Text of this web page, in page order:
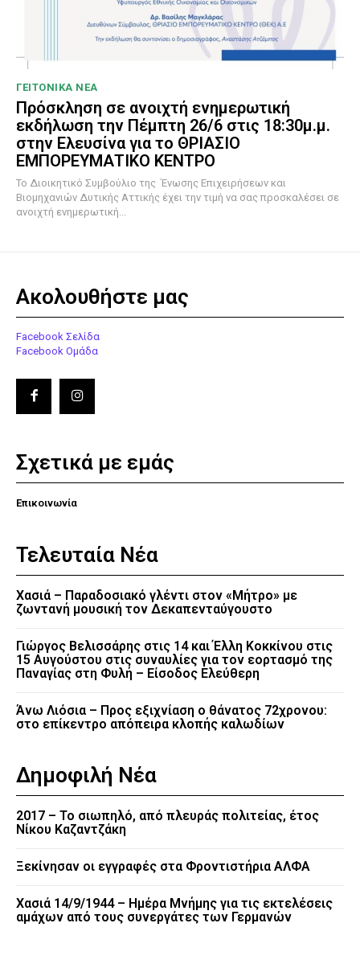
ΓΕΙΤΟΝΙΚΑ ΝΕΑ
Πρόσκληση σε ανοιχτή ενημερωτική
εκδήλωση την Πέμπτη 26/6 στις 18:30μ.μ.
στην Ελευσίνα για το ΘΡΙΑΣΙΟ
ΕΜΠΟΡΕΥΜΑΤΙΚΟ ΚΕΝΤΡΟ
To Διοικητικό Συμβούλιο της Ένωσης Επιχειρήσεων και
Βιομηχανιών Δυτικής Αττικής έχει την τιμή να σας προσκαλέσει σε
ανοιχτή ενημερωτική...
Ακολουθήστε μας
Facebook Σελίδα
Facebook Ομάδα
Σχετικά με εμάς
Επικοινωνία
Τελευταία Νέα
Χασιά – Παραδοσιακό γλέντι στον «Μήτρο» με
ζωντανή μουσική τον Δεκαπενταύγουστο
Γιώργος Βελισσάρης στις 14 και Έλλη Κοκκίνου στις
15 Αυγούστου στις συναυλίες για τον εορτασμό της
Παναγίας στη Φυλή – Είσοδος Ελεύθερη
Άνω Λιόσια – Προς εξιχνίαση ο θάνατος 72χρονου:
στο επίκεντρο απόπειρα κλοπής καλωδίων
Δημοφιλή Νέα
2017 – Το σιωπηλό, από πλευράς πολιτείας, έτος
Νίκου Καζαντζάκη
Ξεκίνησαν οι εγγραφές στα Φροντιστήρια ΑΛΦΑ
Χασιά 14/9/1944 – Ημέρα Μνήμης για τις εκτελέσεις
αμάχων από τους συνεργάτες των Γερμανών